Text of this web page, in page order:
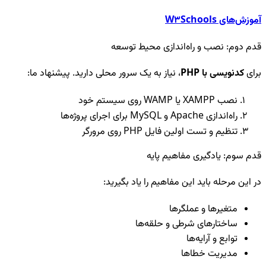
آموزش‌های W3Schools
قدم دوم: نصب و راه‌اندازی محیط توسعه
برایکدنویسی با PHP
، نیاز به یک سرور محلی دارید. پیشنهاد ما:
نصب XAMPP یا WAMP روی سیستم خود
راه‌اندازی Apache و MySQL برای اجرای پروژه‌ها
تنظیم و تست اولین فایل PHP روی مرورگر
قدم سوم: یادگیری مفاهیم پایه
در این مرحله باید این مفاهیم را یاد بگیرید:
متغیرها و عملگرها
ساختارهای شرطی و حلقه‌ها
توابع و آرایه‌ها
مدیریت خطاها